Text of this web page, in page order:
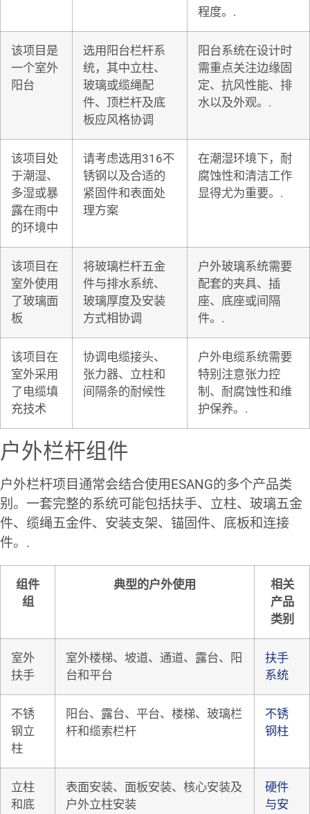
程度。.
该项目是
一个室外
阳台
选用阳台栏杆系
统，其中立柱、
玻璃或缆绳配
件、顶栏杆及底
板应风格协调
阳台系统在设计时
需重点关注边缘固
定、抗风性能、排
水以及外观。.
该项目处
于潮湿、
多湿或暴
露在雨中
的环境中
请考虑选用316不
锈钢以及合适的
紧固件和表面处
理方案
在潮湿环境下，耐
腐蚀性和清洁工作
显得尤为重要。.
该项目在
室外使用
了玻璃面
板
将玻璃栏杆五金
件与排水系统、
玻璃厚度及安装
方式相协调
户外玻璃系统需要
配套的夹具、插
座、底座或间隔
件。.
该项目在
室外采用
了电缆填
充技术
协调电缆接头、
张力器、立柱和
间隔条的耐候性
户外电缆系统需要
特别注意张力控
制、耐腐蚀性和维
护保养。.
户外栏杆组件
户外栏杆项目通常会结合使用ESANG的多个产品类
别。一套完整的系统可能包括扶手、立柱、玻璃五金
件、缆绳五金件、安装支架、锚固件、底板和连接
件。.
组件
组
典型的户外使用
相关
产品
类别
室外
扶手
室外楼梯、坡道、通道、露台、阳
台和平台
扶手
系统
不锈
钢立
柱
阳台、露台、平台、楼梯、玻璃栏
杆和缆索栏杆
不锈
钢柱
立柱
和底
表面安装、面板安装、核心安装及
户外立柱安装
硬件
与安